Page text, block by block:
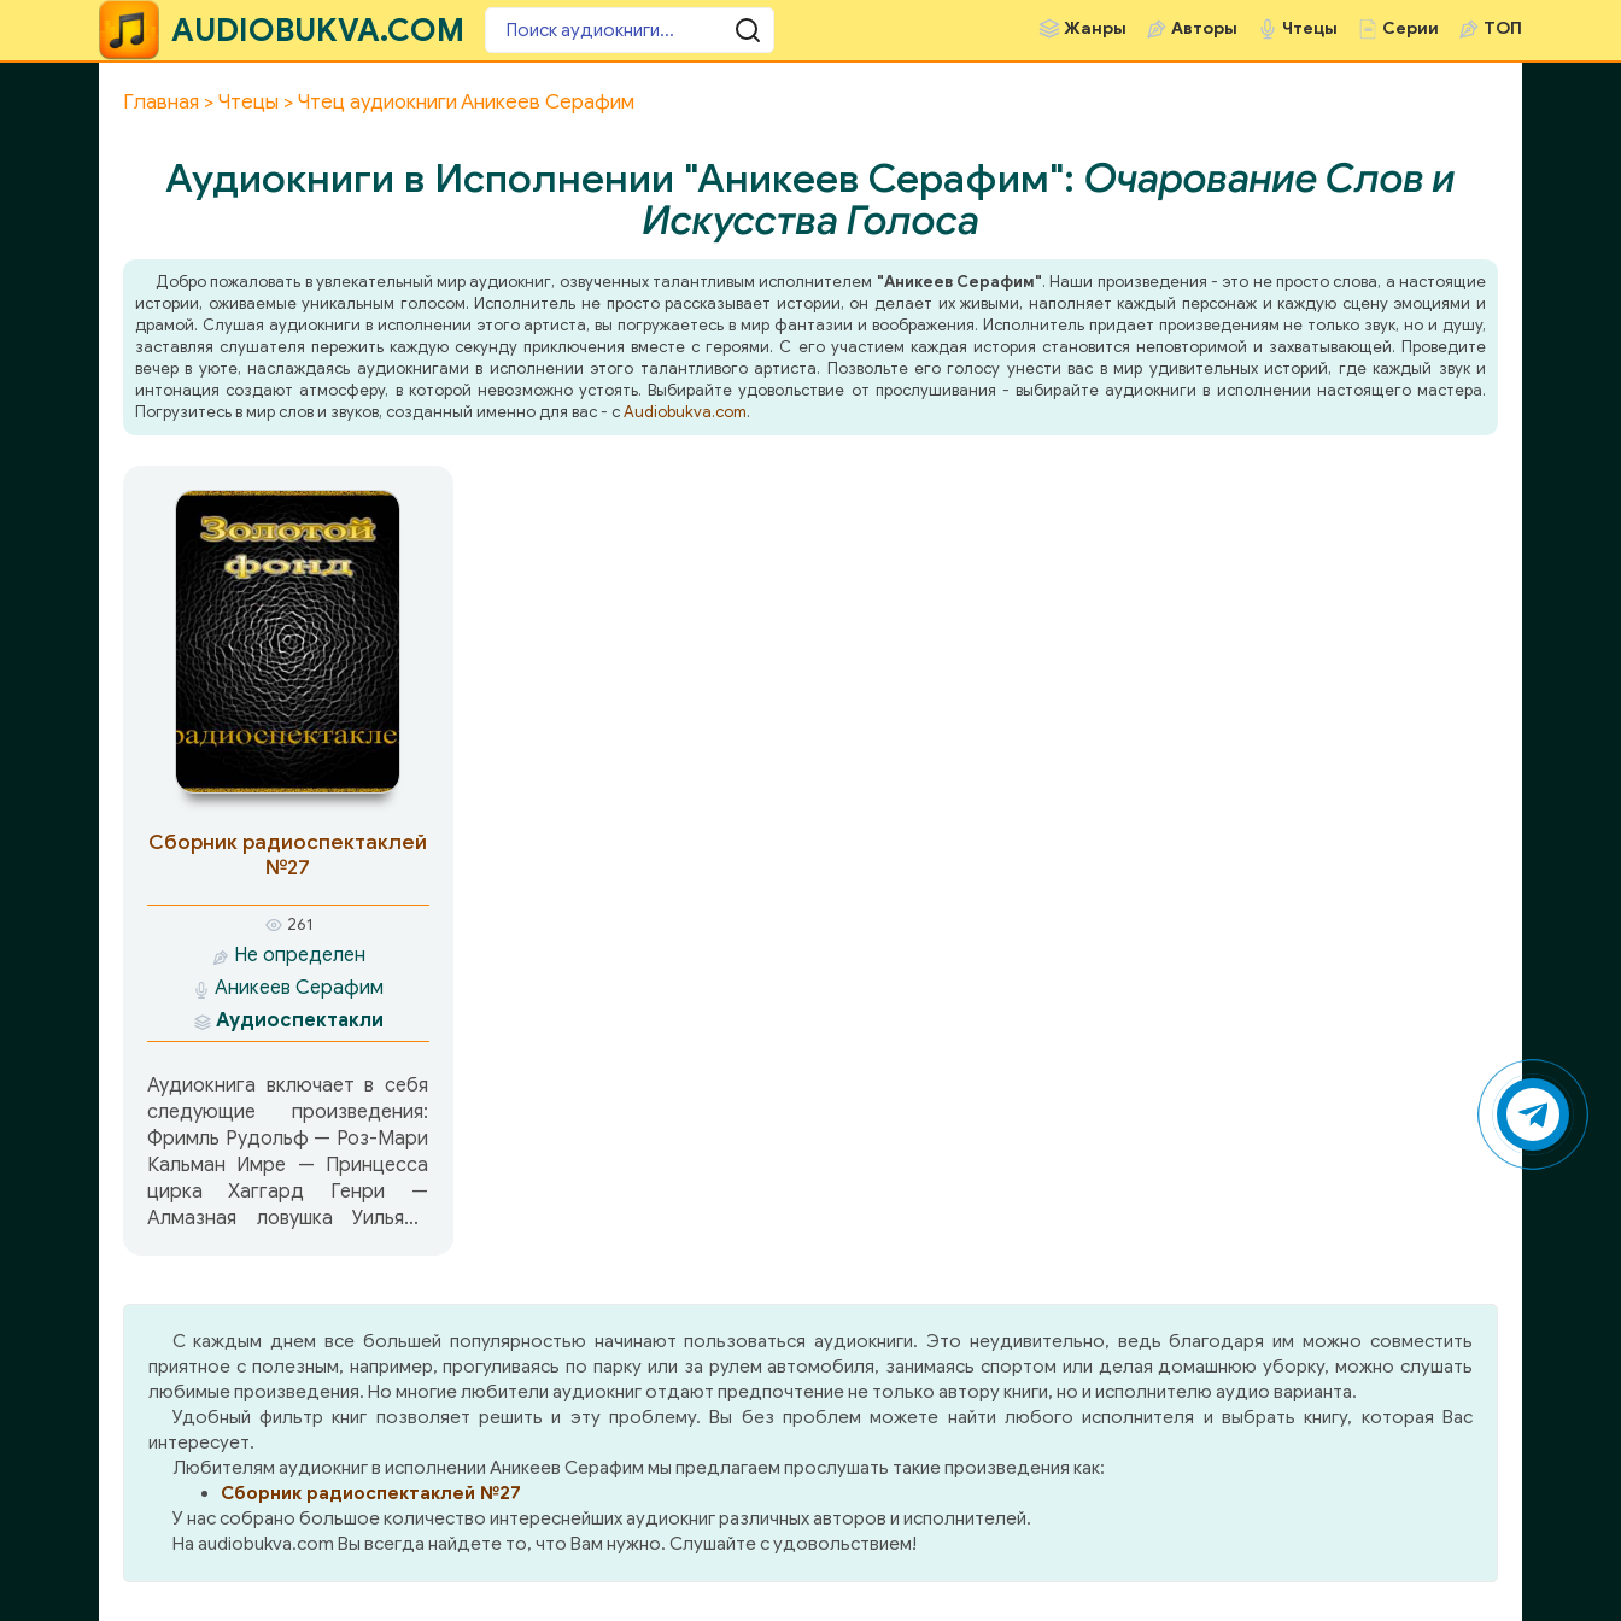
AUDIOBUKVA.COM Жанры Авторы Чтецы Серии ТОП
Главная Чтецы Чтец аудиокниги Аникеев Серафим
Аудиокниги в Исполнении "Аникеев Серафим": Очарование Слов и
Искусства Голоса
Добро пожаловать в увлекательный мир аудиокниг, озвученных талантливым исполнителем "Аникеев Серафим". Наши произведения - это не просто слова, а настоящие
истории, оживаемые уникальным голосом. Исполнитель не просто рассказывает истории, он делает их живыми, наполняет каждый персонаж и каждую сцену эмоциями и
драмой. Слушая аудиокниги в исполнении этого артиста, вы погружаетесь в мир фантазии и воображения. Исполнитель придает произведениям не только звук, но и душу,
заставляя слушателя пережить каждую секунду приключения вместе с героями. С его участием каждая история становится неповторимой и захватывающей. Проведите
вечер в уюте, наслаждаясь аудиокнигами в исполнении этого талантливого артиста. Позвольте его голосу унести вас в мир удивительных историй, где каждый звук и
интонация создают атмосферу, в которой невозможно устоять. Выбирайте удовольствие от прослушивания - выбирайте аудиокниги в исполнении настоящего мастера.
Погрузитесь в мир слов и звуков, созданный именно для вас - сAudiobukva.com.
Сборник радиоспектаклей
№27
261
Не определен
Аникеев Серафим
Аудиоспектакли
Аудиокнига включает в себя
следующие произведения:
Фримль Рудольф — Роз-Мари
Кальман Имре — Принцесса
цирка Хаггард Генри —
Алмазная ловушка Уильямс
в ад Штраус Иоганн —
Цыганский барон Ковнер
Иосиф — Акулина Эрдман
Николай — Самоубийца
Сэйерс Дороти — Почерк
убийцы Грин Грэм — Тихий
янки Манн Томас —
Будденброки
С каждым днем все большей популярностью начинают пользоваться аудиокниги. Это неудивительно, ведь благодаря им можно совместить
приятное с полезным, например, прогуливаясь по парку или за рулем автомобиля, занимаясь спортом или делая домашнюю уборку, можно слушать
любимые произведения. Но многие любители аудиокниг отдают предпочтение не только автору книги, но и исполнителю аудио варианта.
Удобный фильтр книг позволяет решить и эту проблему. Вы без проблем можете найти любого исполнителя и выбрать книгу, которая Вас
интересует.
Любителям аудиокниг в исполнении Аникеев Серафим мы предлагаем прослушать такие произведения как:
Сборник радиоспектаклей №27
У нас собрано большое количество интереснейших аудиокниг различных авторов и исполнителей.
На audiobukva.com Вы всегда найдете то, что Вам нужно. Слушайте с удовольствием!